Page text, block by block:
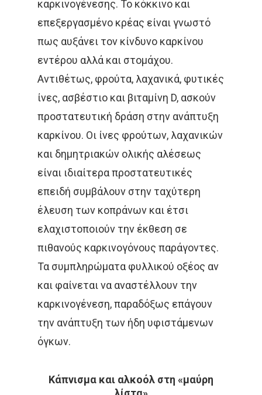
καρκινογένεσης. Το κόκκινο και
επεξεργασμένο κρέας είναι γνωστό
πως αυξάνει τον κίνδυνο καρκίνου
εντέρου αλλά και στομάχου.
Αντιθέτως, φρούτα, λαχανικά, φυτικές
ίνες, ασβέστιο και βιταμίνη D, ασκούν
προστατευτική δράση στην ανάπτυξη
καρκίνου. Οι ίνες φρούτων, λαχανικών
και δημητριακών ολικής αλέσεως
είναι ιδιαίτερα προστατευτικές
επειδή συμβάλουν στην ταχύτερη
έλευση των κοπράνων και έτσι
ελαχιστοποιούν την έκθεση σε
πιθανούς καρκινογόνους παράγοντες.
Τα συμπληρώματα φυλλικού οξέος αν
και φαίνεται να αναστέλλουν την
καρκινογένεση, παραδόξως επάγουν
την ανάπτυξη των ήδη υφιστάμενων
όγκων.
Κάπνισμα και αλκοόλ στη «μαύρη
Καρκίνος
Κύστεως
Δέρματος
Νοσήματα
Λεμφώματα –
Νοσήματα
Καρκίνος Κεφαλής
Λαιμού
Όγκοι Εγκεφάλου
Ακτινοθεραπευτική
Συνεργασία
Ετικέτες
CROWNE PLAZA
IMRT
ΔΡ. ΔΈΣΠΟΙΝΑ ΚΑΤΣΏΧΗ
ΕΚΔΉΛΩΣΗ